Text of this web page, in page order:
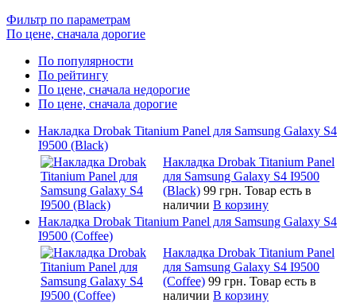
Фильтр по параметрам
По цене, сначала дорогие
По популярности
По рейтингу
По цене, сначала недорогие
По цене, сначала дорогие
Накладка Drobak Titanium Panel для Samsung Galaxy S4
I9500 (Black)
Накладка Drobak Titanium Panel
для Samsung Galaxy S4 I9500
(Black) 99 грн. Товар есть в
наличии В корзину
Накладка Drobak Titanium Panel для Samsung Galaxy S4
I9500 (Coffee)
Накладка Drobak Titanium Panel
для Samsung Galaxy S4 I9500
(Coffee) 99 грн. Товар есть в
наличии В корзину